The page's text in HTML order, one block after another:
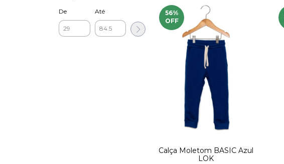
De Até 56%
OFF
Calça Moletom BASIC Azul
LOK